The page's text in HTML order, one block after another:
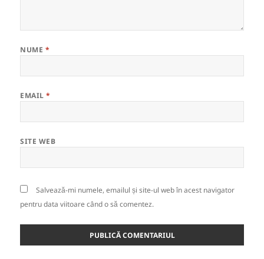
NUME *
EMAIL*
SITE WEB
Salvează-mi numele, emailul și site-ul web în acest navigator
pentru data viitoare când o să comentez.